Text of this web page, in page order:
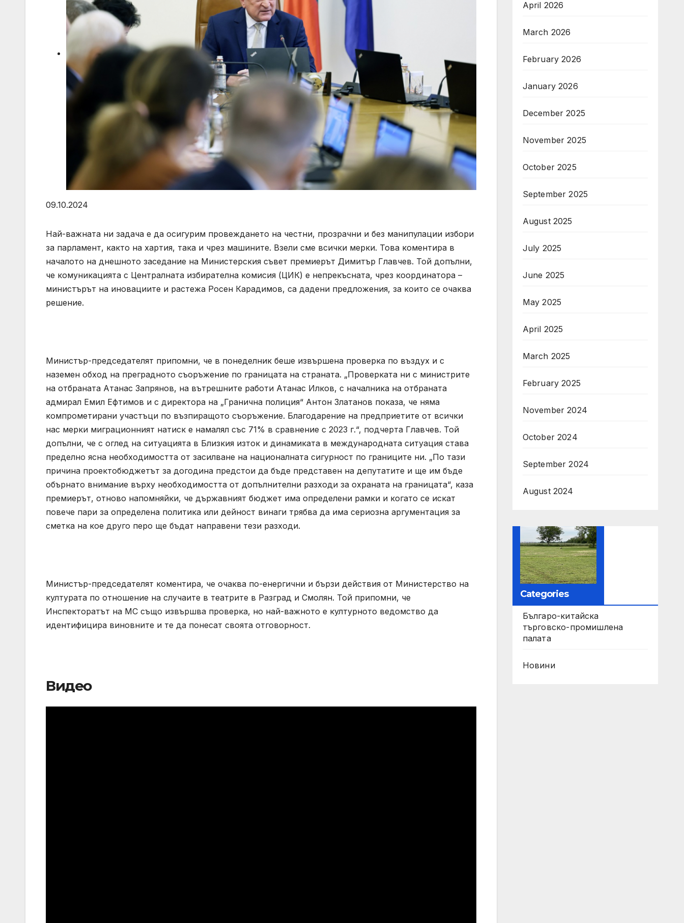
09.10.2024
Най-важната ни задача е да осигурим провеждането на честни, прозрачни и без манипулации избори
за парламент, както на хартия, така и чрез машините. Взели сме всички мерки. Това коментира в
началото на днешното заседание на Министерския съвет премиерът Димитър Главчев. Той допълни,
че комуникацията с Централната избирателна комисия (ЦИК) е непрекъсната, чрез координатора –
министърът на иновациите и растежа Росен Карадимов, са дадени предложения, за които се очаква
решение.
Министър-председателят припомни, че в понеделник беше извършена проверка по въздух и с
наземен обход на преградното съоръжение по границата на страната. „Проверката ни с министрите
на отбраната Атанас Запрянов, на вътрешните работи Атанас Илков, с началника на отбраната
адмирал Емил Ефтимов и с директора на „Гранична полиция“ Антон Златанов показа, че няма
компрометирани участъци по възпиращото съоръжение. Благодарение на предприетите от всички
нас мерки миграционният натиск е намалял със 71% в сравнение с 2023 г.“, подчерта Главчев. Той
допълни, че с оглед на ситуацията в Близкия изток и динамиката в международната ситуация става
пределно ясна необходимостта от засилване на националната сигурност по границите ни. „По тази
причина проектобюджетът за догодина предстои да бъде представен на депутатите и ще им бъде
обърнато внимание върху необходимостта от допълнителни разходи за охраната на границата“, каза
премиерът, отново напомняйки, че държавният бюджет има определени рамки и когато се искат
повече пари за определена политика или дейност винаги трябва да има сериозна аргументация за
сметка на кое друго перо ще бъдат направени тези разходи.
Министър-председателят коментира, че очаква по-енергични и бързи действия от Министерство на
културата по отношение на случаите в театрите в Разград и Смолян. Той припомни, че
Инспекторатът на МС също извършва проверка, но най-важното е културното ведомство да
идентифицира виновните и те да понесат своята отговорност.
Видео
April 2026
March 2026
February 2026
January 2026
December 2025
November 2025
October 2025
September 2025
August 2025
July 2025
June 2025
May 2025
April 2025
March 2025
February 2025
November 2024
October 2024
September 2024
August 2024
Categories
Българо-китайска
търговско-промишлена
палата
Новини